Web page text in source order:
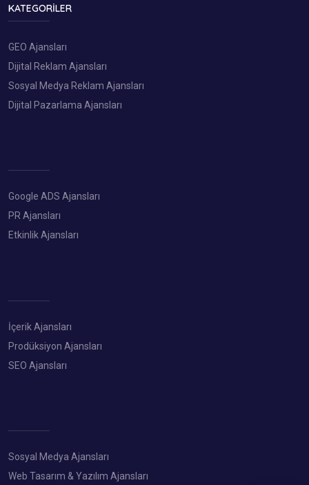
KATEGORILER
GEO Ajansları
Dijital Reklam Ajansları
Sosyal Medya Reklam Ajansları
Dijital Pazarlama Ajansları
Google ADS Ajansları
PR Ajansları
Etkinlik Ajansları
İçerik Ajansları
Prodüksiyon Ajansları
SEO Ajansları
Sosyal Medya Ajansları
Web Tasarım & Yazılım Ajansları